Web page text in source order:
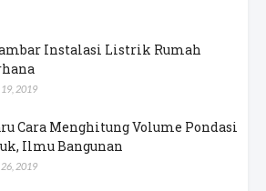
Instalasi Listrik Rumah
2019
Cara Menghitung Volume Pondasi
Ilmu Bangunan
2019